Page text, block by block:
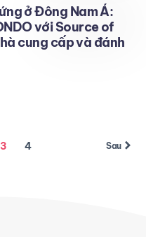
ở Đông Nam Á:
với Source of
cung cấp và đánh
3 4 Sau